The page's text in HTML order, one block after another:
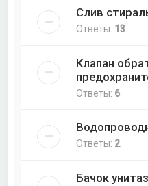
Слив
Ответы: 13
Клапан
Ответы: 6
Ответы: 2
Бачок